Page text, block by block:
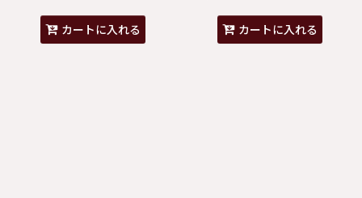
カートに入れる カートに入れる